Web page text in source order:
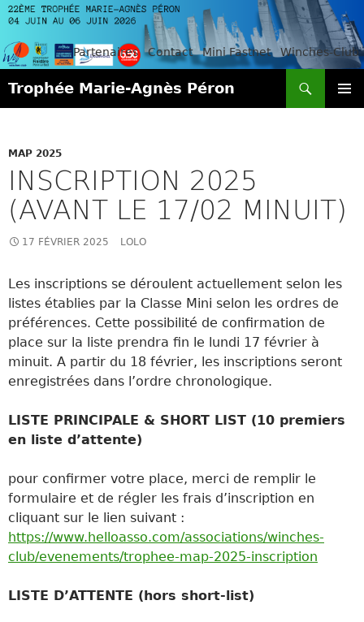
Partenaires Contact Mini Fastnet Winches-Club
Trophée Marie-Agnès Péron
MAP 2025
INSCRIPTION 2025
(AVANT LE 17/02 MINUIT)
17 FÉVRIER 2025 LOLO
Les inscriptions se déroulent actuellement selon les
listes établies par la Classe Mini selon les ordres de
préférences. Cette possibilité de confirmation de
place sur la liste prendra fin le lundi 17 février à
minuit. A partir du 18 février, les inscriptions seront
enregistrées dans l’ordre chronologique.
LISTE PRINCIPALE & SHORT LIST (10 premiers
en liste d’attente)
pour confirmer votre place, merci de remplir le
formulaire et de régler les frais d’inscription en
cliquant sur le lien suivant :
https://www.helloasso.com/associations/winches-
club/evenements/trophee-map-2025-inscription
LISTE D’ATTENTE (hors short-list)